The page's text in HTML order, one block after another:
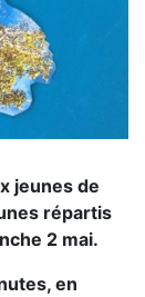
jeunes de
répartis
2 mai.
en